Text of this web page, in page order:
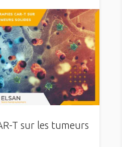
T sur les tumeurs